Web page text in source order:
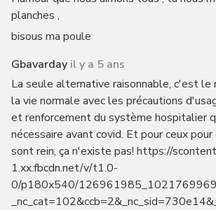
planches ,
bisous ma poule
Gbavarday il y a 5 ans
La seule alternative raisonnable, c'est le
la vie normale avec les précautions
et renforcement du système hospitalier
nécessaire avant covid. Et pour ceux
sont rein, ça n'existe pas! https://
1.xx.fbcdn.net/v/t1.0-
0/p180x540/